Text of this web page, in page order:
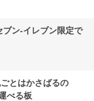
ン‐イレブン限定で
とはかさばるの
べる板